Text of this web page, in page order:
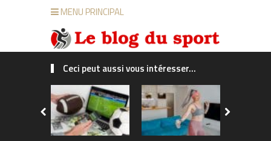
MENU PRINCIPAL
Ceci peut aussi vous intéresser...